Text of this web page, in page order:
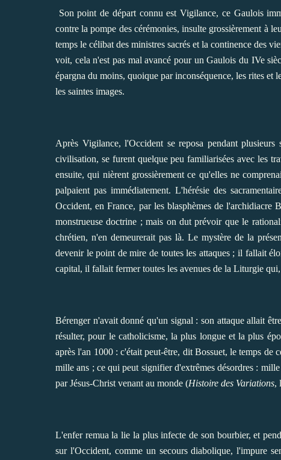
Son point de départ connu est Vigilance, ce Gaulois
contre la pompe des cérémonies, insulte grossièrement à
temps le célibat des ministres sacrés et la continence des
voit, cela n'est pas mal avancé pour un Gaulois du IVe
épargna du moins, quoique par inconséquence, les rites
les saintes images.
Après Vigilance, l'Occident se reposa pendant
civilisation, se furent quelque peu familiarisées avec les
ensuite, qui nièrent grossièrement ce qu'elles ne
palpaient pas immédiatement. L'hérésie des
Occident, en France, par les blasphèmes de l'archidiacre
monstrueuse doctrine ; mais on dut prévoir que le
chrétien, n'en demeurerait pas là. Le mystère de la
devenir le point de mire de toutes les attaques ; il fallait
capital, il fallait fermer toutes les avenues de la Liturgie
Bérenger n'avait donné qu'un signal : son attaque allait
résulter, pour le catholicisme, la plus longue et la plus
après l'an 1000 : c'était peut-être, dit Bossuet, le temps de
mille ans ; ce qui peut signifier d'extrêmes désordres :
par Jésus-Christ venant au monde (Histoire des Variations,
L'enfer remua la lie la plus infecte de son bourbier, et
sur l'Occident, comme un secours diabolique, l'impure